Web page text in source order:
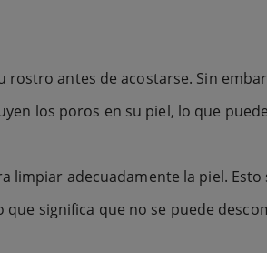
antes de acostarse. Sin
los poros en su piel, lo que
limpiar adecuadamente la piel.
significa que no se puede